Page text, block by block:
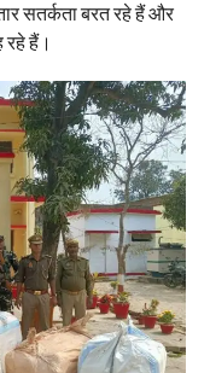
सतर्कता बरत रहे हैं और
रहे हैं।